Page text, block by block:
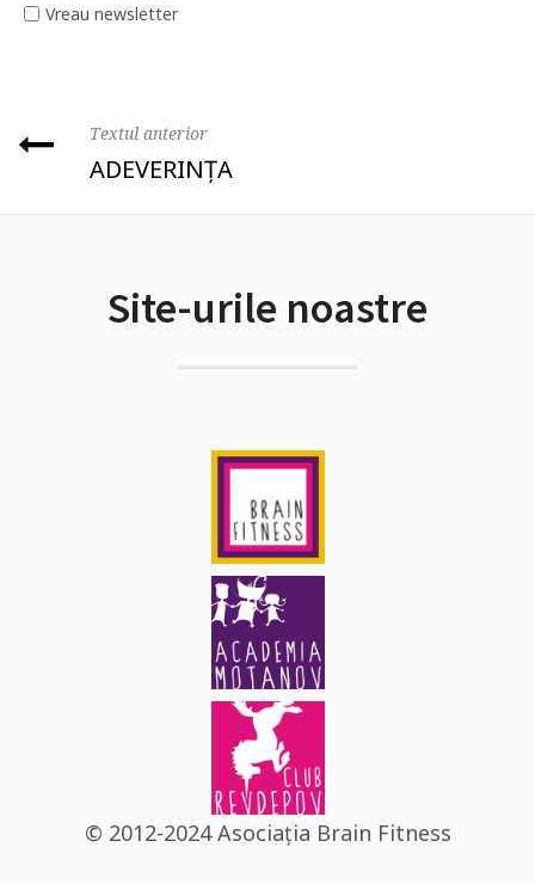
Vreau newsletter
Textul anterior
ADEVERINȚA
Site-urile noastre
© 2012-2024 Asociația Brain Fitness